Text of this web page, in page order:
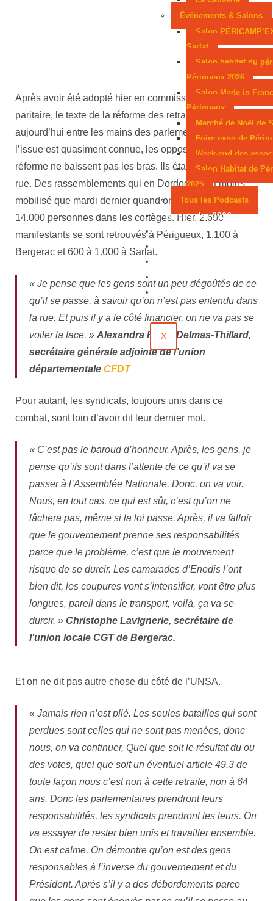
Événements & Salons
Salon
Sarlat
Salon habitat du
Périgueux 2026
Salon Made in
Périgueux
Marché de Noël de
Foire expo de
Week-end des
Salon Habitat de
2025
Tous les Podcasts
Municipales 2026
Jeux
Contact
X
Après avoir été adopté hier en commission mixte
paritaire, le texte de la réforme des retraites est
aujourd’hui entre les mains des parlementaires. Et si
l’issue est quasiment connue, les opposants à la
réforme ne baissent pas les bras. Ils étaient hier dans la
rue. Des rassemblements qui en Dordogne ont moins
mobilisé que mardi dernier quand on comptait près de
14.000 personnes dans les cortèges. Hier, 2.600
manifestants se sont retrouvés à Périgueux, 1.100 à
Bergerac et 600 à 1.000 à Sarlat.
« Je pense que les gens sont un peu dégoûtés de ce
qu’il se passe, à savoir qu’on n’est pas entendu dans
la rue. Et puis il y a le côté financier, on ne va pas se
voiler la face. » Alexandra Faure
Delmas-Thillard,
secrétaire générale adjointe de l’union
départementale CFDT
Pour autant, les syndicats, toujours unis dans ce
combat, sont loin d’avoir dit leur dernier mot.
« C’est pas le baroud d’honneur. Après, les gens, je
pense qu’ils sont dans l’attente de ce qu’il va se
passer à l’Assemblée Nationale. Donc, on va voir.
Nous, en tout cas, ce qui est sûr, c’est qu’on ne
lâchera pas, même si la loi passe. Après, il va falloir
que le gouvernement prenne ses responsabilités
parce que le problème, c’est que le mouvement
risque de se durcir. Les camarades d’Enedis l’ont
bien dit, les coupures vont s’intensifier, vont être plus
longues, pareil dans le transport, voilà, ça va se
durcir. » Christophe Lavignerie, secrétaire de
l’union locale CGT de Bergerac.
Et on ne dit pas autre chose du côté de l’UNSA.
« Jamais rien n’est plié. Les seules batailles qui sont
perdues sont celles qui ne sont pas menées, donc
nous, on va continuer, Quel que soit le résultat du ou
des votes, quel que soit un éventuel article 49.3 de
toute façon nous c’est non à cette retraite, non à 64
ans. Donc les parlementaires prendront leurs
responsabilités, les syndicats prendront les leurs. On
va essayer de rester bien unis et travailler ensemble.
On est calme. On démontre qu’on est des gens
responsables à l’inverse du gouvernement et du
Président. Après s’il y a des débordements parce